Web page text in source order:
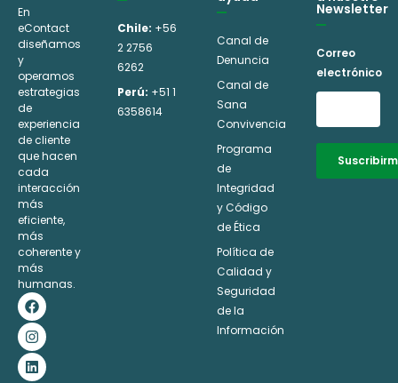
En
eContact
diseñamos
y
operamos
estrategias
de
experiencia
de cliente
que hacen
cada
interacción
más
eficiente,
más
coherente y
más
humanas.
F
a
c
e
b
o
I
n
s
t
a
g
L
i
n
k
e
d
Y
o
u
t
u
b
Chile: +56
2 2756
6262
Perú: +51 1
6358614
Canal de
Denuncia
Canal de
Sana
Convivencia
Programa
de
Integridad
y Código
de Ética
Política de
Calidad y
Seguridad
de la
Información
Newsletter
Correo
electrónico